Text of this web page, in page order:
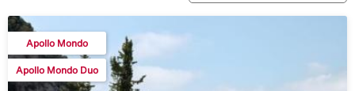
Apollo Mondo
Apollo Mondo Duo